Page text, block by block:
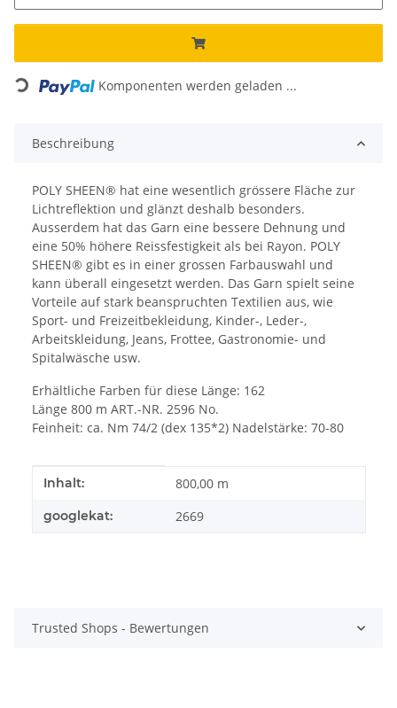
Loading... Komponenten werden geladen ...
Beschreibung
POLY SHEEN® hat eine wesentlich grössere Fläche zur
Lichtreflektion und glänzt deshalb besonders.
Ausserdem hat das Garn eine bessere Dehnung und
eine 50% höhere Reissfestigkeit als bei Rayon. POLY
SHEEN® gibt es in einer grossen Farbauswahl und
kann überall eingesetzt werden. Das Garn spielt seine
Vorteile auf stark beanspruchten Textilien aus, wie
Sport- und Freizeitbekleidung, Kinder-, Leder-,
Arbeitskleidung, Jeans, Frottee, Gastronomie- und
Spitalwäsche usw.
Erhältliche Farben für diese Länge: 162
Länge 800 m ART.-NR. 2596 No.
Feinheit: ca. Nm 74/2 (dex 135*2) Nadelstärke: 70-80
Produkteigenschaft
Wert
Inhalt: 800,00 m
googlekat: 2669
Trusted Shops - Bewertungen